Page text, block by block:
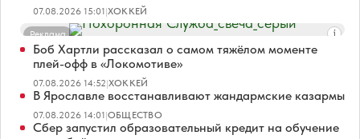
07.08.2026 15:01|ХОККЕЙ
Реклама
Боб Хартли рассказал о самом тяжёлом моменте
плей-офф в «Локомотиве»
07.08.2026 14:52|ХОККЕЙ
В Ярославле восстанавливают жандармские казармы
07.08.2026 14:01|ОБЩЕСТВО
Сбер запустил образовательный кредит на обучение